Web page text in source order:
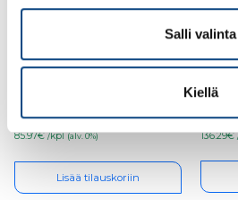
Salli valinta
Kiellä
timanttiterä 82 m14
85.97€ /kpl(alv. 0%)
Lisää tilauskoriin
6-35